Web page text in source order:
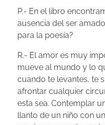
P.- En el libro
ausencia del ser
para la poesía?
R.- El amor es muy
mueve al mundo y lo
cuando te levantes, te
afrontar cualquier
esta sea. Contemplar
llanto de un niño con